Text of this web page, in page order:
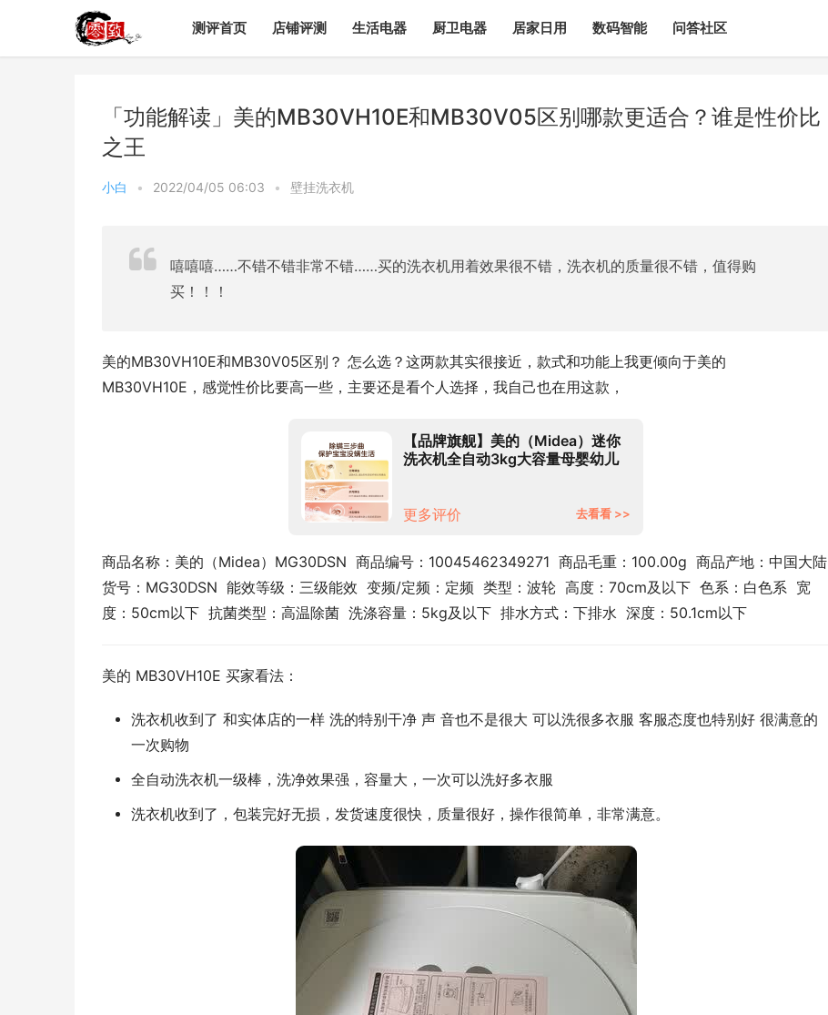
测评首页 店铺评测 生活电器 厨卫电器 居家日用 数码智能 问答社区
「功能解读」美的MB30VH10E和MB30V05区别哪款更适合？谁是性价比
之王
小白 • 2022/04/05 06:03 • 壁挂洗衣机
嘻嘻嘻……不错不错非常不错……买的洗衣机用着效果很不错，洗衣机的质量很不错，值得购
买！！！
美的MB30VH10E和MB30V05区别？ 怎么选？这两款其实很接近，款式和功能上我更倾向于美的
MB30VH10E，感觉性价比要高一些，主要还是看个人选择，我自己也在用这款，
【品牌旗舰】美的（Midea）迷你
洗衣机全自动3kg大容量母婴幼儿
更多评价
去看看 >>
商品名称：美的（Midea）MG30DSN  商品编号：10045462349271  商品毛重：100.00g  商品产地：中国大陆
货号：MG30DSN  能效等级：三级能效  变频/定频：定频  类型：波轮  高度：70cm及以下  色系：白色系  宽
度：50cm以下  抗菌类型：高温除菌  洗涤容量：5kg及以下  排水方式：下排水  深度：50.1cm以下
美的 MB30VH10E 买家看法：
洗衣机收到了 和实体店的一样 洗的特别干净 声 音也不是很大 可以洗很多衣服 客服态度也特别好 很满意的
一次购物
全自动洗衣机一级棒，洗净效果强，容量大，一次可以洗好多衣服
洗衣机收到了，包装完好无损，发货速度很快，质量很好，操作很简单，非常满意。